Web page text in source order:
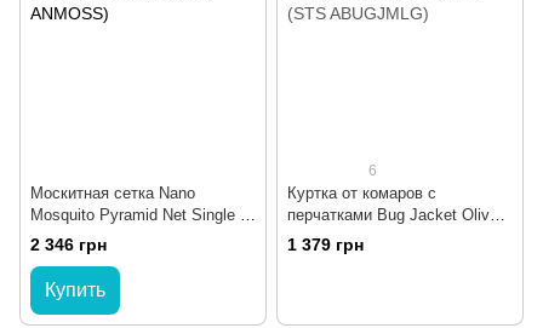
Москитная сетка Nano
Mosquito Pyramid Net Single от
Sea To Summit (STS
ANMOSS)
2 346 грн
Купить
6
Куртка от комаров с
перчатками Bug Jacket Olive,
L от Sea to Summit (STS
ABUGJMLG)
1 379 грн